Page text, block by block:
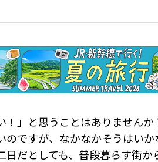
！」と思うことはありません
のですが、なかなかそうはい
日だとしても、普段暮らす街